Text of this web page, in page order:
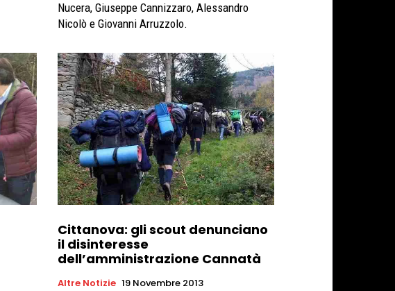
Nucera, Giuseppe Cannizzaro, Alessandro
Nicolò e Giovanni Arruzzolo.
Cittanova: gli scout denunciano
il disinteresse
dell’amministrazione Cannatà
Altre Notizie 19 Novembre 2013